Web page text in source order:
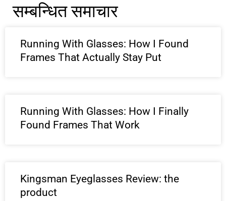
सम्बन्धित समाचार
Running With Glasses: How I Found
Frames That Actually Stay Put
Running With Glasses: How I Finally
Found Frames That Work
Kingsman Eyeglasses Review: the
product